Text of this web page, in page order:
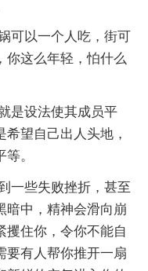
以一个人吃，街可
你这么年轻，怕什么
设法使其成员平
望自己出人头地，
。
些失败挫折，甚至
暗中，精神会滑向崩
攫住你，令你不能自
要有人帮你推开一扇